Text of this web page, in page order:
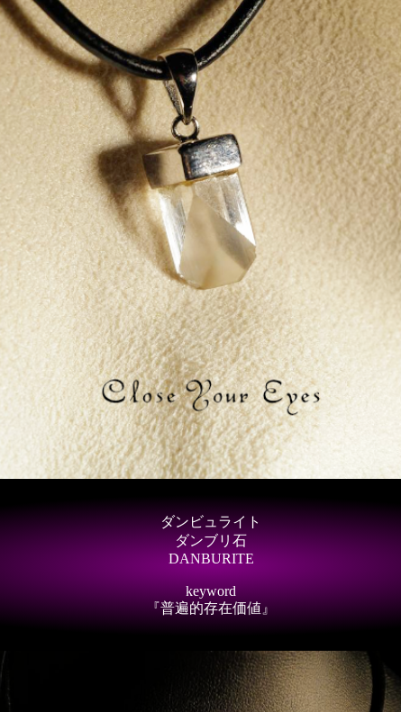
ダンビュライト
ダンブリ石
DANBURITE
keyword
『普遍的存在価値』